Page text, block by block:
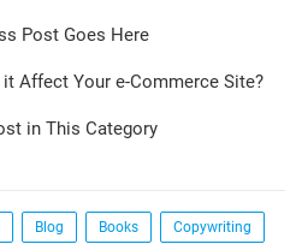
Post Goes Here
Affect Your e-Commerce Site?
in This Category
Blog Books Copywriting